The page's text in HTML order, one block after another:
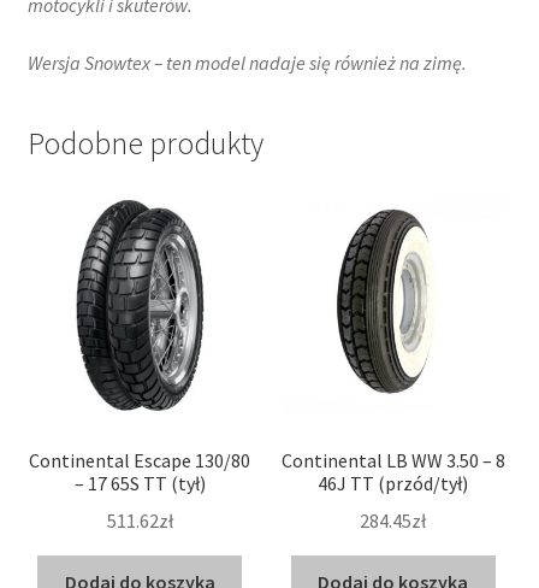
motocykli i skuterów.​
Wersja Snowtex – ten model nadaje się również na zimę.
Podobne produkty
Continental Escape 130/80
– 17 65S TT (tył)
511.62zł
Dodaj do koszyka
Continental LB WW 3.50 – 8
46J TT (przód/tył)
284.45zł
Dodaj do koszyka